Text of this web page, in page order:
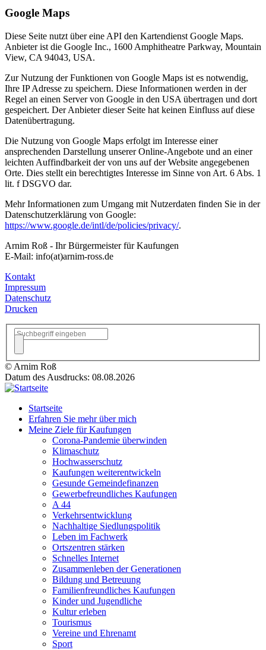
Google Maps
Diese Seite nutzt über eine API den Kartendienst Google Maps.
Anbieter ist die Google Inc., 1600 Amphitheatre Parkway, Mountain
View, CA 94043, USA.
Zur Nutzung der Funktionen von Google Maps ist es notwendig,
Ihre IP Adresse zu speichern. Diese Informationen werden in der
Regel an einen Server von Google in den USA übertragen und dort
gespeichert. Der Anbieter dieser Seite hat keinen Einfluss auf diese
Datenübertragung.
Die Nutzung von Google Maps erfolgt im Interesse einer
ansprechenden Darstellung unserer Online-Angebote und an einer
leichten Auffindbarkeit der von uns auf der Website angegebenen
Orte. Dies stellt ein berechtigtes Interesse im Sinne von Art. 6 Abs. 1
lit. f DSGVO dar.
Mehr Informationen zum Umgang mit Nutzerdaten finden Sie in der
Datenschutzerklärung von Google:
https://www.google.de/intl/de/policies/privacy/.
Arnim Roß - Ihr Bürgermeister für Kaufungen
E-Mail: info(at)arnim-ross.de
Kontakt
Impressum
Datenschutz
Drucken
© Arnim Roß
Datum des Ausdrucks: 08.08.2026
Startseite
Erfahren Sie mehr über mich
Meine Ziele für Kaufungen
Corona-Pandemie überwinden
Klimaschutz
Hochwasserschutz
Kaufungen weiterentwickeln
Gesunde Gemeindefinanzen
Gewerbefreundliches Kaufungen
A 44
Verkehrsentwicklung
Nachhaltige Siedlungspolitik
Leben im Fachwerk
Ortszentren stärken
Schnelles Internet
Zusammenleben der Generationen
Bildung und Betreuung
Familienfreundliches Kaufungen
Kinder und Jugendliche
Kultur erleben
Tourismus
Vereine und Ehrenamt
Sport